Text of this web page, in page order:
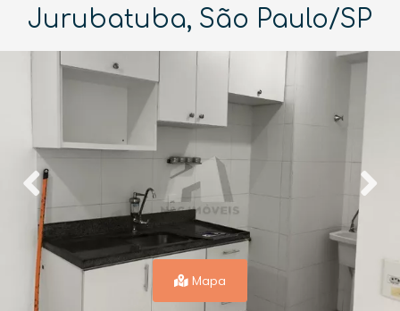
Jurubatuba, São Paulo/SP
Mapa